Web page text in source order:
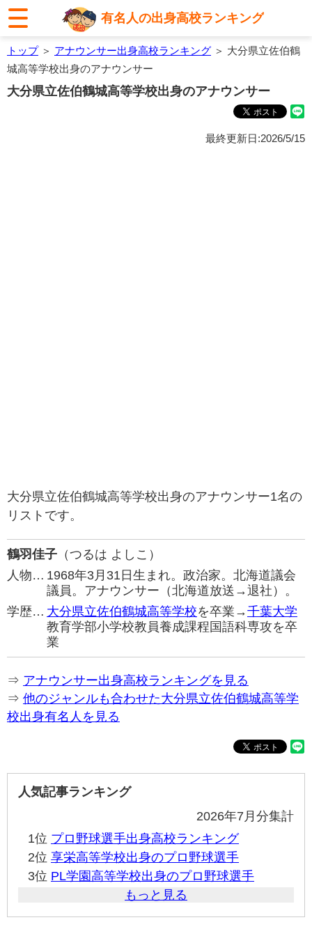
有名人の出身高校ランキング
トップ＞ アナウンサー出身高校ランキング ＞ 大分県立佐伯鶴
城高等学校出身のアナウンサー
大分県立佐伯鶴城高等学校出身のアナウンサー
最終更新日:2026/5/15
大分県立佐伯鶴城高等学校出身のアナウンサー1名の
リストです。
鶴羽佳子 （つるは よしこ）
人物… 1968年3月31日生まれ。政治家。北海道議会
議員。アナウンサー（北海道放送→退社）。
学歴… 大分県立佐伯鶴城高等学校を卒業→千葉大学
教育学部小学校教員養成課程国語科専攻を卒
業
⇒ アナウンサー出身高校ランキングを見る
⇒ 他のジャンルも合わせた大分県立佐伯鶴城高等学
校出身有名人を見る
人気記事ランキング
2026年7月分集計
1位 プロ野球選手出身高校ランキング
2位 享栄高等学校出身のプロ野球選手
3位 PL学園高等学校出身のプロ野球選手
もっと見る